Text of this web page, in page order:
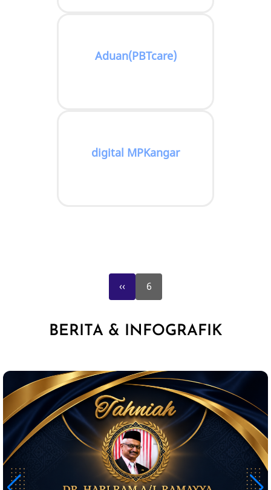
Aduan(PBTcare)
digital MPKangar
Previous
page
‹‹ 6
BERITA & INFOGRAFIK